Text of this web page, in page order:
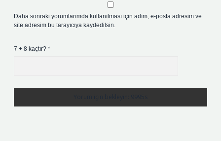
Daha sonraki yorumlarımda kullanılması için adım, e-posta adresim ve
site adresim bu tarayıcıya kaydedilsin.
7 + 8 kaçtır? *